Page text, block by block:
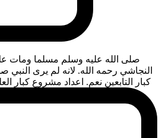
صلى الله عليه وسلم مسلما ومات
النجاشي رحمه الله. لانه لم يرى النبي
كبار التابعين نعم. اعداد مشروع كبار